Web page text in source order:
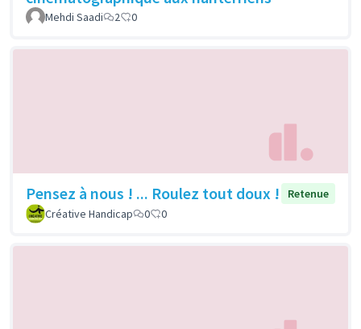
Mehdi Saadi 2 0
Pensez à nous ! ... Roulez tout doux !
Retenue
Créative Handicap
0 0